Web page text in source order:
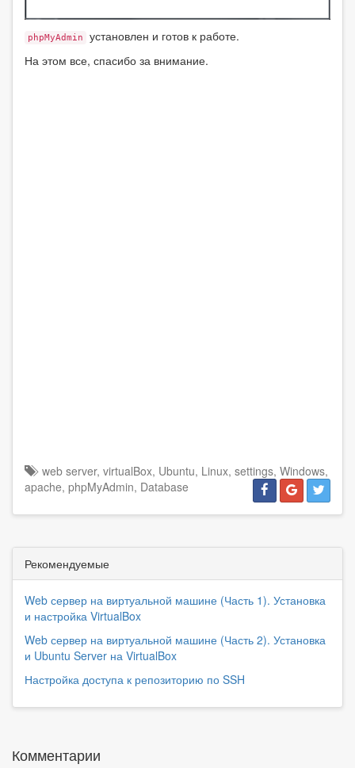
phpMyAdmin
установлен и готов к работе.
На этом все, спасибо за внимание.
web server, virtualBox, Ubuntu, Linux, settings, Windows,
apache, phpMyAdmin, Database
Рекомендуемые
Web сервер на виртуальной машине (Часть 1). Установка
и настройка VirtualBox
Web сервер на виртуальной машине (Часть 2). Установка
и Ubuntu Server на VirtualBox
Настройка доступа к репозиторию по SSH
Комментарии